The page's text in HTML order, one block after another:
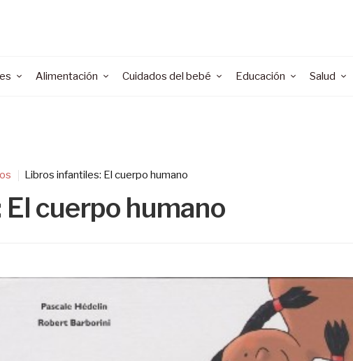
Alimentación Cuidados del bebé Educación Salud
Libros infantiles: El cuerpo humano
cuerpo humano